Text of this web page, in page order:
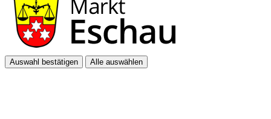
Auswahl bestätigen Alle auswählen